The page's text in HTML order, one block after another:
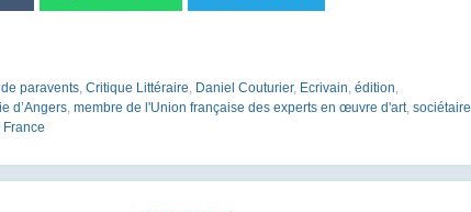
paravents, Critique Littéraire, Daniel Couturier, Ecrivain, édition,
d’Angers, membre de l'Union française des experts en œuvre d'art, sociétaire